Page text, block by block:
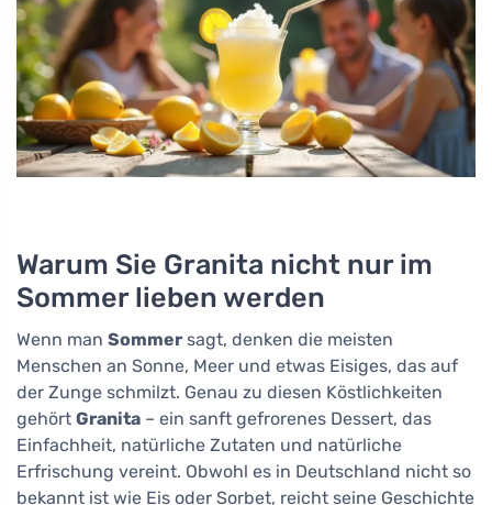
Warum Sie Granita nicht nur im
Sommer lieben werden
Wenn man Sommer sagt, denken die meisten
Menschen an Sonne, Meer und etwas Eisiges, das auf
der Zunge schmilzt. Genau zu diesen Köstlichkeiten
gehört Granita – ein sanft gefrorenes Dessert, das
Einfachheit, natürliche Zutaten und natürliche
Erfrischung vereint. Obwohl es in Deutschland nicht so
bekannt ist wie Eis oder Sorbet, reicht seine Geschichte